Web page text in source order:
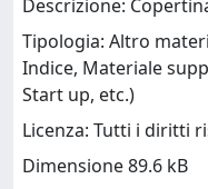
Descrizione:
Tipologia: Altro
Indice, Materiale
Start up, etc.)
Licenza: Tutti i diritti
Dimensione 89.6 kB